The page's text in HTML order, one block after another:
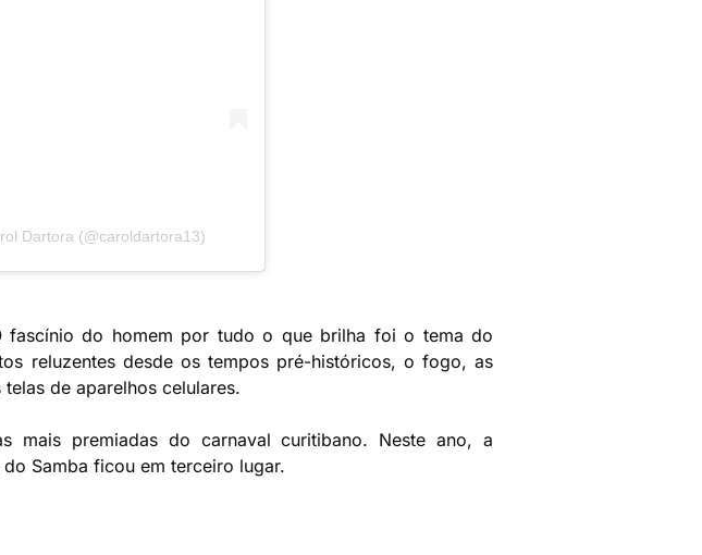
Dartora (@caroldartora13)
fascínio do homem por tudo o que brilha foi o tema do
reluzentes desde os tempos pré-históricos, o fogo, as
de aparelhos celulares.
mais premiadas do carnaval curitibano. Neste ano, a
Samba ficou em terceiro lugar.